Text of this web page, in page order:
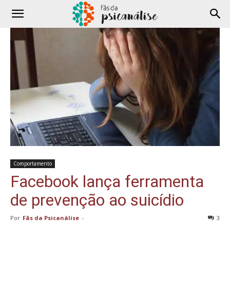
Comportamento
Facebook lança ferramenta
de prevenção ao suicídio
Por Fãs da Psicanálise - 3